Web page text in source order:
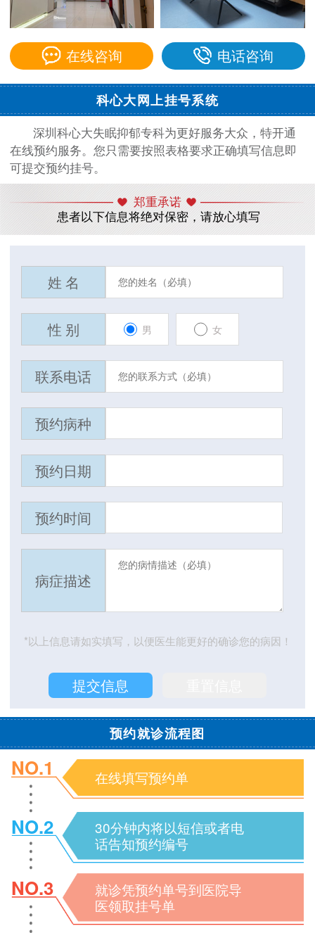
在线咨询 电话咨询
科心大网上挂号系统
深圳科心大失眠抑郁专科为更好服务大众，特开通
在线预约服务。您只需要按照表格要求正确填写信息即
可提交预约挂号。
郑重承诺
患者以下信息将绝对保密，请放心填写
姓 名
性 别 男 女
联系电话
预约病种
预约日期
预约时间
病症描述
*以上信息请如实填写，以便医生能更好的确诊您的病因！
预约就诊流程图
NO.1 在线填写预约单
NO.2
30分钟内将以短信或者电
话告知预约编号
NO.3
就诊凭预约单号到医院导
医领取挂号单